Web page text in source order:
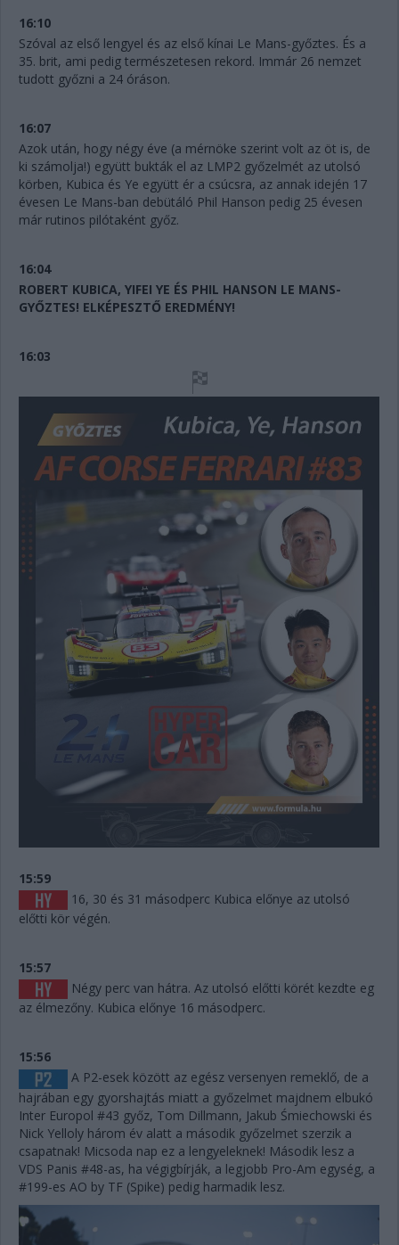
16:10
Szóval az első lengyel és az első kínai Le Mans-győztes. És a
35. brit, ami pedig természetesen rekord. Immár 26 nemzet
tudott győzni a 24 óráson.
16:07
Azok után, hogy négy éve (a mérnöke szerint volt az öt is, de
ki számolja!) együtt bukták el az LMP2 győzelmét az utolsó
körben, Kubica és Ye együtt ér a csúcsra, az annak idején 17
évesen Le Mans-ban debütáló Phil Hanson pedig 25 évesen
már rutinos pilótaként győz.
16:04
ROBERT KUBICA, YIFEI YE ÉS PHIL HANSON LE MANS-
GYŐZTES! ELKÉPESZTŐ EREDMÉNY!
16:03
15:59
16, 30 és 31 másodperc Kubica előnye az utolsó
előtti kör végén.
15:57
Négy perc van hátra. Az utolsó előtti körét kezdte eg
az élmezőny. Kubica előnye 16 másodperc.
15:56
A P2-esek között az egész versenyen remeklő, de a
hajrában egy gyorshajtás miatt a győzelmet majdnem elbukó
Inter Europol #43 győz, Tom Dillmann, Jakub Śmiechowski és
Nick Yelloly három év alatt a második győzelmet szerzik a
csapatnak! Micsoda nap ez a lengyeleknek! Második lesz a
VDS Panis #48-as, ha végigbírják, a legjobb Pro-Am egység, a
#199-es AO by TF (Spike) pedig harmadik lesz.